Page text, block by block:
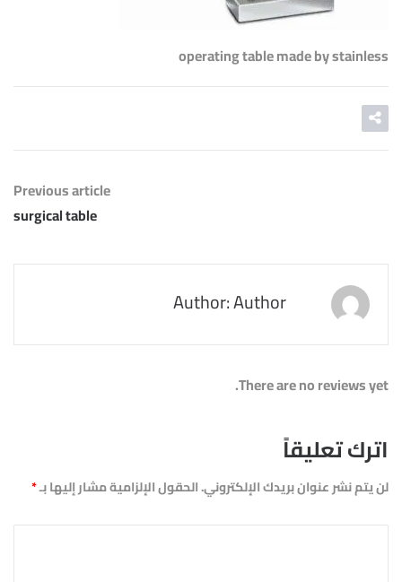
operating table made by stainless
Previous article
surgical table
Author: Author
There are no reviews yet.
اترك تعليقاً
لن يتم نشر عنوان بريدك الإلكتروني.الحقول الإلزامية مشار إليها بـ*